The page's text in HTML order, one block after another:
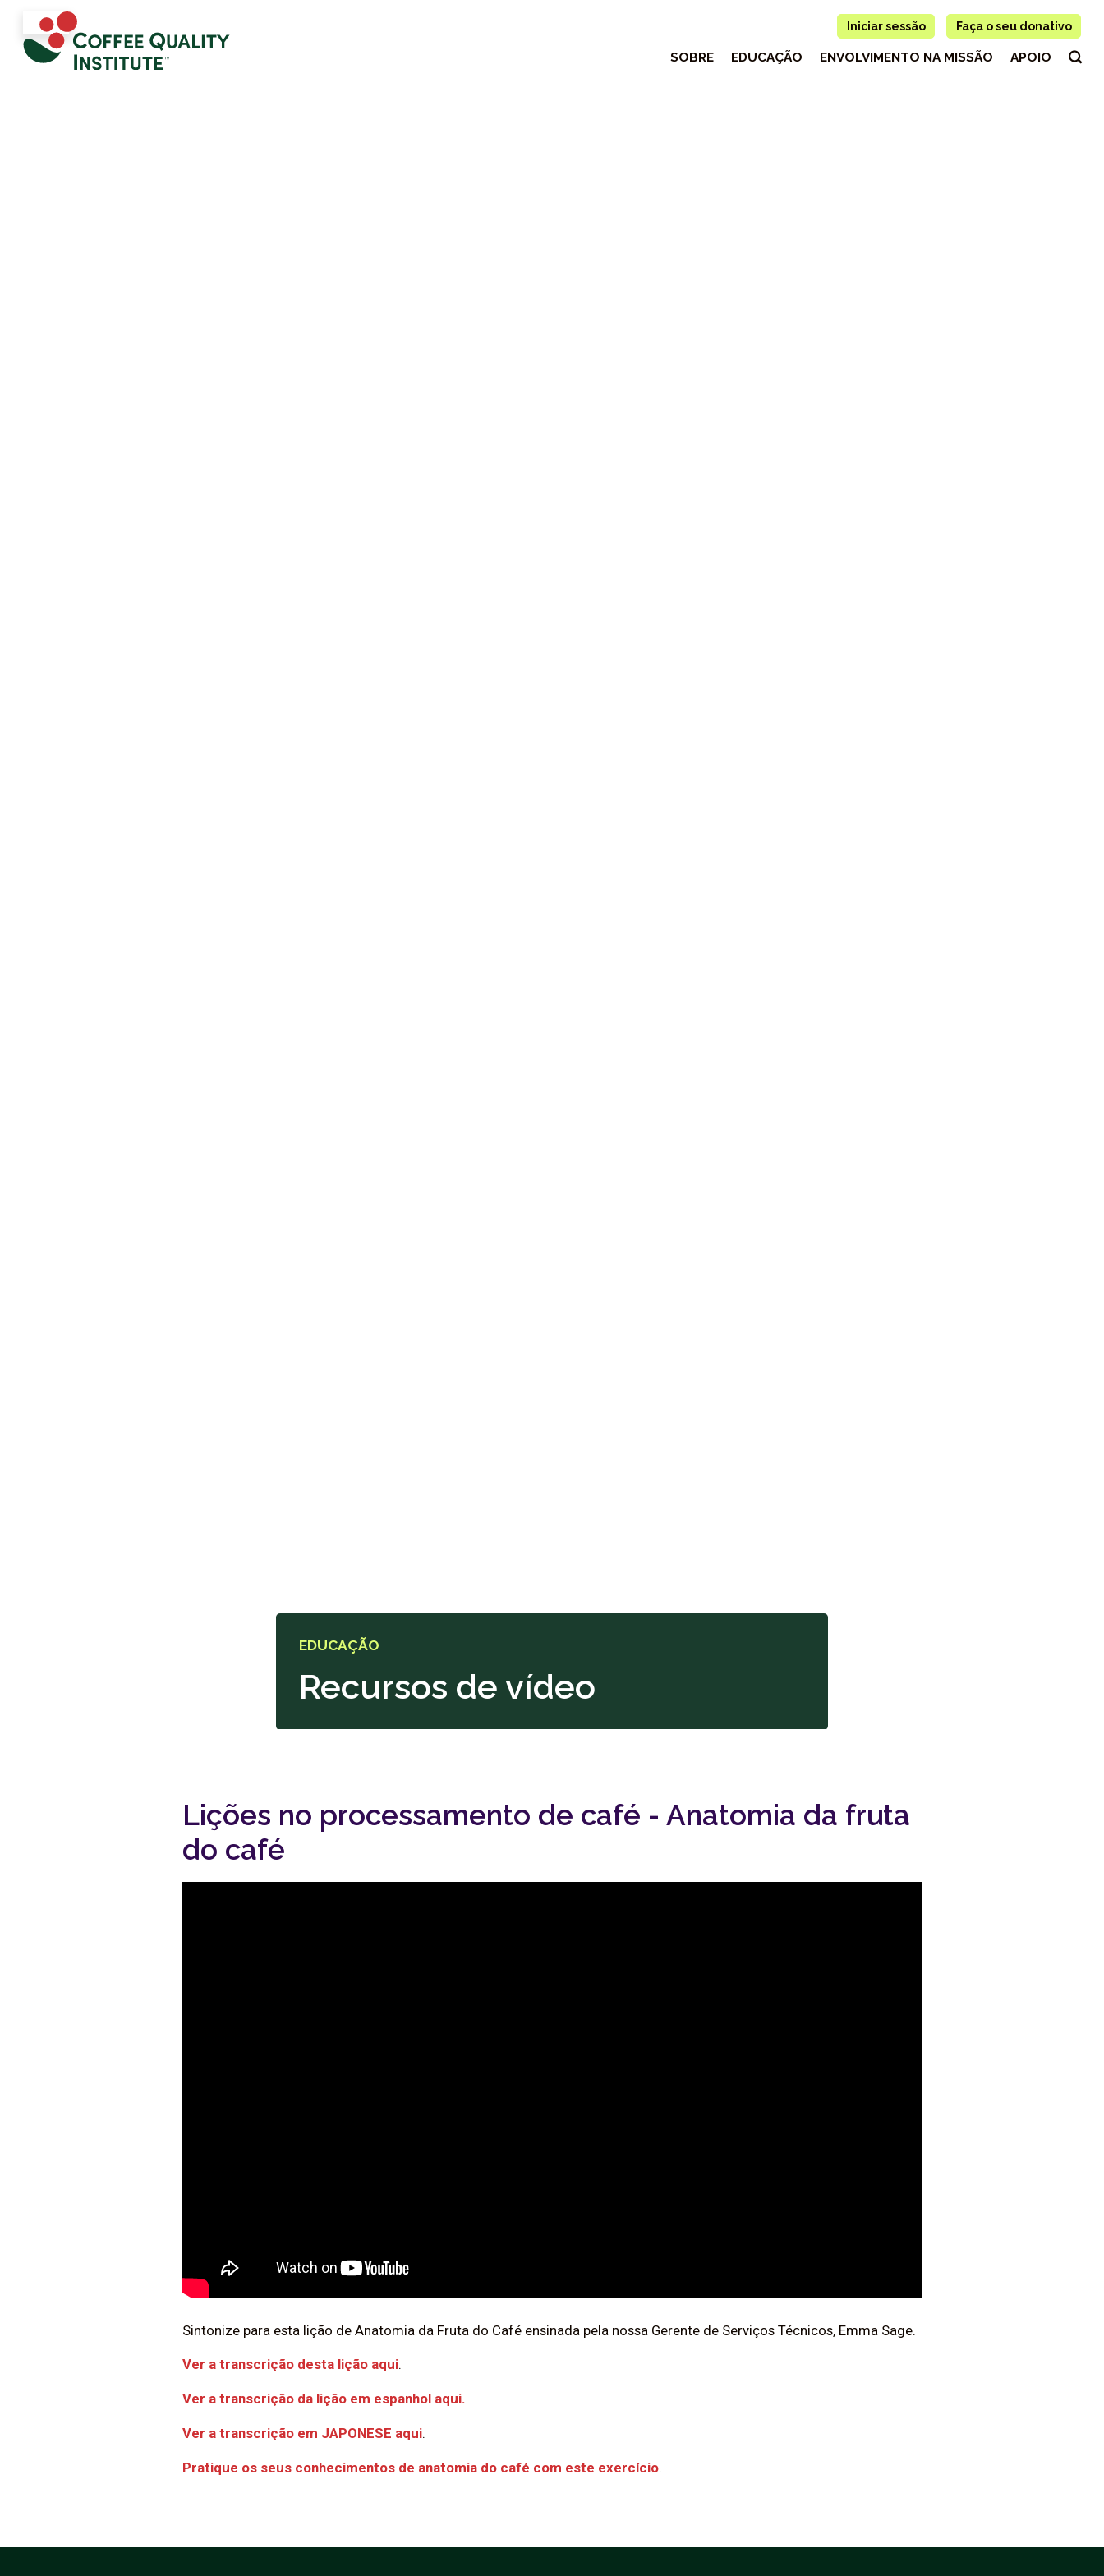
Iniciar sessão Faça o seu donativo
SOBRE EDUCAÇÃO ENVOLVIMENTO NA MISSÃO APOIO 
EDUCAÇÃO
Recursos de vídeo
Lições no processamento de café - Anatomia da fruta
do café
Sintonize para esta lição de Anatomia da Fruta do Café ensinada pela nossa Gerente de Serviços Técnicos, Emma Sage.
Ver a transcrição desta lição aqui.
Ver a transcrição da lição em espanhol aqui.
Ver a transcrição em JAPONESE aqui.
Pratique os seus conhecimentos de anatomia do café com este exercício.